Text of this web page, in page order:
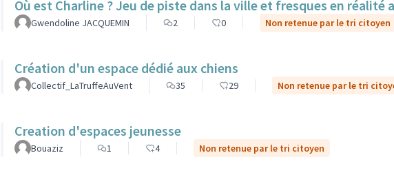
Où est Charline ? Jeu de piste dans la ville et fresques en réalité
Gwendoline JACQUEMIN 2 0 Non retenue par le tri citoyen
Création d'un espace dédié aux chiens
Collectif_LaTruffeAuVent 35 29 Non retenue par le tri
Creation d'espaces jeunesse
Bouaziz 1 4 Non retenue par le tri citoyen